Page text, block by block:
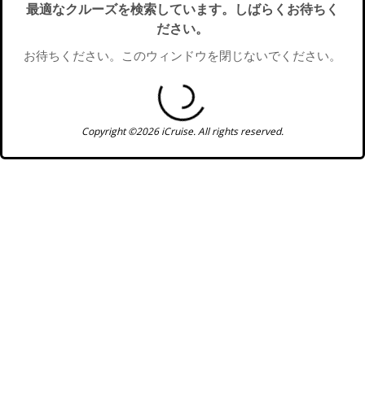
最適なクルーズを検索しています。しばらくお待ちく
ださい。
お待ちください。このウィンドウを閉じないでください。
Copyright ©2026 iCruise. All rights reserved.